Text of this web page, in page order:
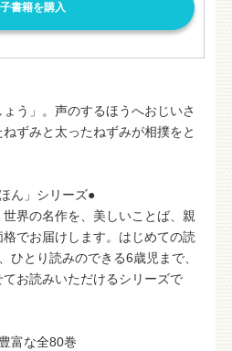
書籍を購入
ょう」。声のするほうへおじいさ
ずみと太ったねずみが相撲をと
ん」シリーズ●
界の名作を、美しいことば、親
でお届けします。はじめての読
ひとり読みのできる6歳児まで、
お読みいただけるシリーズで
富な全80巻